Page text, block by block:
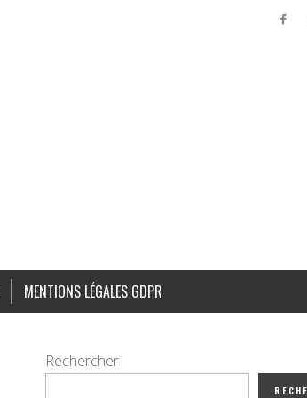
MENTIONS LÉGALES GDPR
Rechercher